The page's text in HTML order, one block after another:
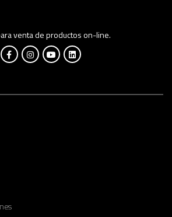
venta de productos on-line.